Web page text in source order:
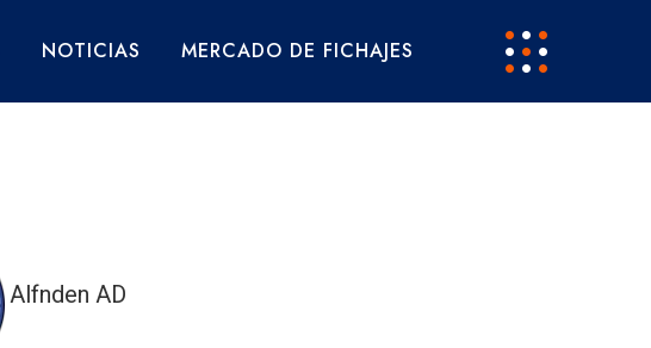
NOTICIAS MERCADO DE FICHAJES
Alfnden AD